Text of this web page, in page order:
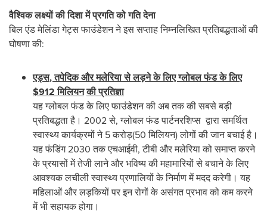
वैश्विक लक्ष्यों की दिशा में प्रगति को गति देना
बिल एंड मेलिंडा गेट्स फाउंडेशन ने इस सप्ताह निम्नलिखित प्रतिबद्धताओं की
घोषणा की:
एड्स,तपेदिक और मलेरिया से लड़ने के लिए ग्‍लोबल फंड के लिए
$912 मिलियनकी प्रतिज्ञा
यह ग्लोबल फंड के लिए फाउंडेशन की अब तक की सबसे बड़ी
प्रतिबद्धता है। 2002 से, ग्लोबल फंड पार्टनरशिप्‍स द्वारा समर्थित
स्वास्थ्य कार्यक्रमों ने 5 करोड़(50 मिलियन) लोगों की जान बचाई है।
यह फंडिंग 2030 तक एचआईवी, टीबी और मलेरिया को समाप्त करने
के प्रयासों में तेजी लाने और भविष्य की महामारियों से बचाने के लिए
आवश्यक लचीली स्वास्थ्य प्रणालियों के निर्माण में मदद करेगी। यह
महिलाओं और लड़कियों पर इन रोगों के असंगत प्रभाव को कम करने
में भी सहायक होगा।